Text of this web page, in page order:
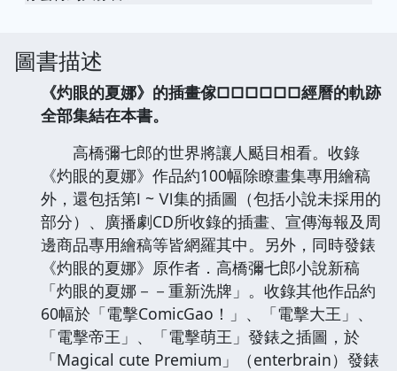
圖書描述
《灼眼的夏娜》的插畫傢□□□□□□經曆的軌跡
全部集結在本書。
高橋彌七郎的世界將讓人颳目相看。收錄
《灼眼的夏娜》作品約100幅除瞭畫集專用繪稿
外，還包括第Ⅰ ~ Ⅵ集的插圖（包括小說未採用的
部分）、廣播劇CD所收錄的插畫、宣傳海報及周
邊商品專用繪稿等皆網羅其中。另外，同時發錶
《灼眼的夏娜》原作者．高橋彌七郎小說新稿
「灼眼的夏娜－－重新洗牌」。收錄其他作品約
60幅於「電擊ComicGao！」、「電擊大王」、
「電擊帝王」、「電擊萌王」發錶之插圖，於
「Magical cute Premium」（enterbrain）發錶